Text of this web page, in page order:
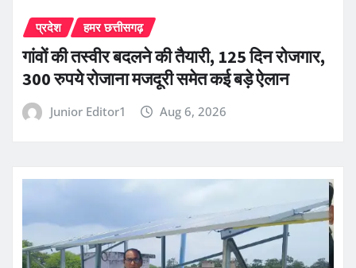
प्रदेश हमर छत्तीसगढ़
गांवों की तस्वीर बदलने की तैयारी, 125 दिन रोजगार,
300 रुपये रोजाना मजदूरी समेत कई बड़े ऐलान
Junior Editor1 Aug 6, 2026